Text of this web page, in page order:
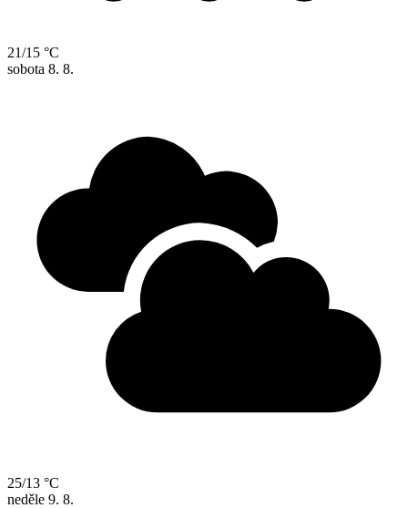
21/15 °C
sobota 8. 8.
25/13 °C
neděle 9. 8.